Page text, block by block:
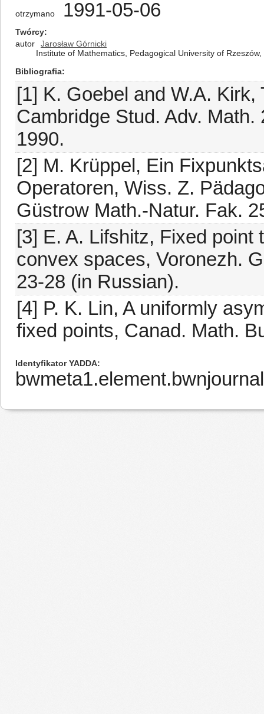
otrzymano 1991-05-06
Twórcy
autor
Jarosław Górnicki
Institute of Mathematics, Pedagogical University of
Bibliografia
[1] K. Goebel and W.A.
Cambridge Stud. Adv.
1990.
[2] M. Krüppel, Ein
Operatoren, Wiss. Z.
Güstrow Math.-Natur. Fak.
[3] E. A. Lifshitz, Fixed
convex spaces, Voronezh.
23-28 (in Russian).
[4] P. K. Lin, A uniformly
fixed points, Canad. Math.
Identyfikator YADDA